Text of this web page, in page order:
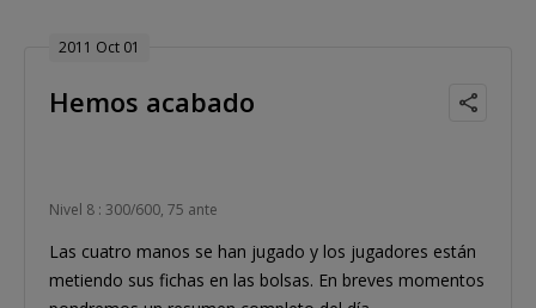
2011 Oct 01
Hemos acabado
Nivel 8 : 300/600, 75 ante
Las cuatro manos se han jugado y los jugadores están
metiendo sus fichas en las bolsas. En breves momentos